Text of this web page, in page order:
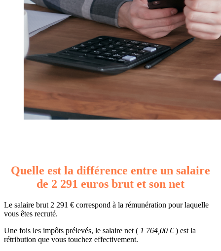
Quelle est la différence entre un salaire
de 2 291 euros brut et son net
Le salaire brut 2 291 € correspond à la rémunération pour laquelle
vous êtes recruté.
Une fois les impôts prélevés, le salaire net ( 1 764,00 €) est la
rétribution que vous touchez effectivement.